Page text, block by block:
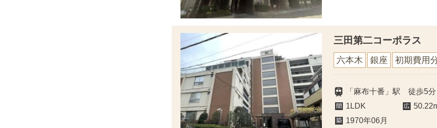
三田第二コーポラス
六本木 銀座 初期費用
「麻布十番」駅 徒歩5分
1LDK
1970年06月